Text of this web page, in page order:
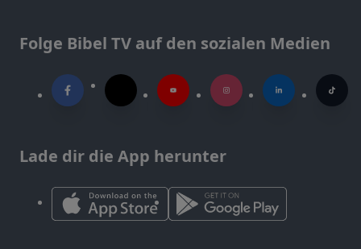
Folge Bibel TV auf den sozialen Medien
Lade dir die App herunter